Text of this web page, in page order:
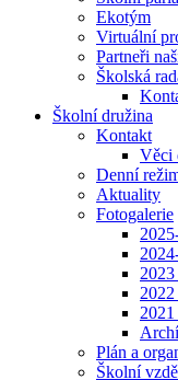
Ekotým
Virtuální
Partneři
Školská
Školní družina
Kontakt
Věci
Denní
Aktuality
Fotogalerie
Plán a
Školní